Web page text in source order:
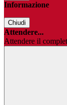
Informazione
Chiudi
Attendere...
Attendere il